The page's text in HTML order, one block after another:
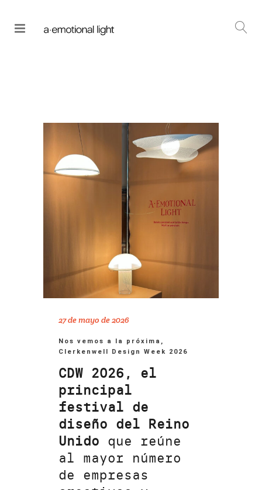
27 de mayo de 2026
Nos vemos a la próxima,
Clerkenwell Design Week 2026
CDW 2026, el
principal
festival de
diseño del Reino
Unido que reúne
al mayor número
de empresas